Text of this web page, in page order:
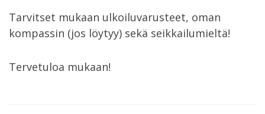
Tarvitset mukaan ulkoiluvarusteet, oman
kompassin (jos löytyy) sekä seikkailumieltä!
Tervetuloa mukaan!